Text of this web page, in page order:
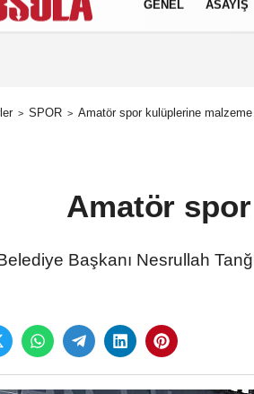
İletişim Gizlilik Politikası
GENEL ASAYİŞ
SPOR Amatör spor kulüplerine
Amatör
Başkanı Nesrullah